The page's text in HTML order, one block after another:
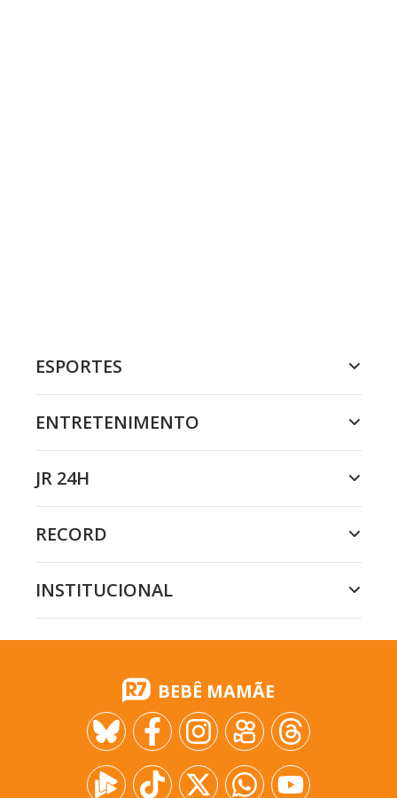
ESPORTES
ENTRETENIMENTO
JR 24H
RECORD
INSTITUCIONAL
BEBÊ MAMÃE